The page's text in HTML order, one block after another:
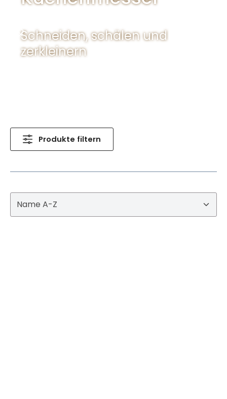
Schneiden, schälen und
zerkleinern
Produkte filtern